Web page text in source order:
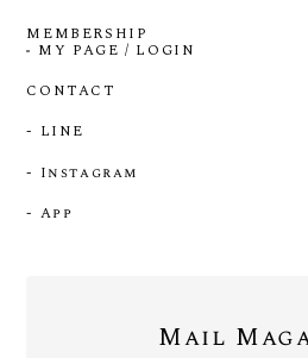
MEMBERSHIP
MY PAGE / LOGIN
CONTACT
- LINE
- Instagram
- App
Mail